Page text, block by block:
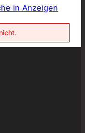
in Anzeigen